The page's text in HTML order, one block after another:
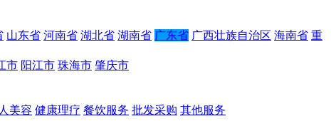
山东省 河南省 湖北省 湖南省 广东省 广西壮族自治区 海南省 重
市 阳江市 珠海市 肇庆市
美容 健康理疗 餐饮服务 批发采购 其他服务